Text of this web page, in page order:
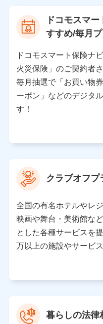
当社の対応品質向上やお
個人情報保護管理者
〒103-0013 東京都中
バンネット日本橋ビル 3F
株式会社ドコモ・インシ
個人情報の第三者提
当社は利用目的の達成に
の取り扱いの全部または
す。
個人データの共同利
当社は株式会社NTTド
人データを共同利用しま
氏名、電話番号、メールア
性、連絡先、dポイントサ
ドコモスマ
すすめ/毎月
ドコモスマート保険ナ
火災保険」のご契約者
毎月抽選で「お買い物
ーポン」などのデジタ
す！
クラブオフプ
全国の有名ホテルやレ
映画や舞台・美術館な
とした各種サービスを
万以上の施設やサービ
暮らしの法律